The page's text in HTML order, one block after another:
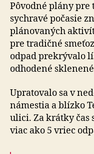
Pôvodné plány
sychravé počasie
plánovaných
pre tradičné
odpad prekrývalo
odhodené
Upratovalo sa v
námestia a blízko
ulici. Za krátky čas
viac ako 5 vriec